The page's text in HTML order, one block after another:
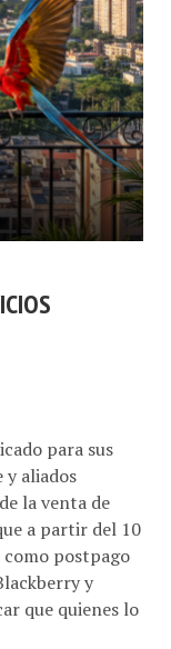
para sus
aliados
la venta de
a partir del 10
postpago
y
que quienes lo